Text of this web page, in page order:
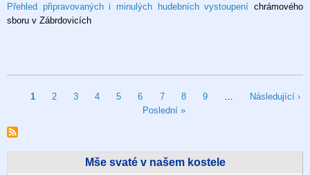
Přehled připravovaných i minulých hudebních vystoupení chrámového
sboru v Zábrdovicích
Pagination
Aktuální
1 Stránka
2 Stránka
3 Stránka
4 Stránka
5 Stránka
6 Stránka
7 Stránka
8 Stránka
9
Následující
Následující ›
Poslední
Poslední »
Mše svaté v našem kostele